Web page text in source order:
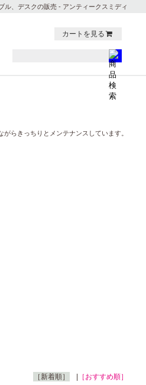
ル、デスクの販売 - アンティークスミディ
カートを見る
らきっちりとメンテナンスしています。
［新着順］ ［おすすめ順］